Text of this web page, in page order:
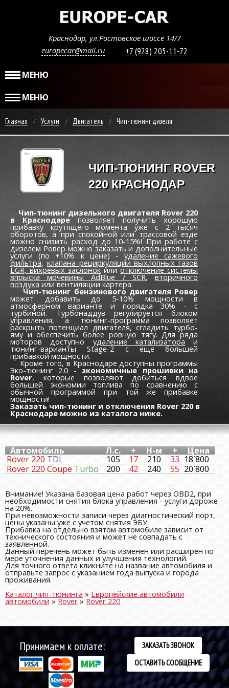
Краснодар, ул.Ростовское шоссе 14/7
europecar@mail.ru
+7 (928) 205-11-72
МЕНЮ
МЕНЮ
Главная Услуги Двигатель Чип-тюнинг дизеля
ЧИП-ТЮНИНГ ROVER
220 КРАСНОДАР
Чип-тюнинг дизельного двигателя Rover 220
в Краснодаре позволяет получить хорошую
прибавку крутящего момента уже c 2 тысяч
оборотов, а при спокойной или трассовой езде
можно снизить расход до 10-15%! При работе с
дизелем Ровер можно заказать и дополнительные
услуги (по +10% к цене) -удаление сажевого
фильтра, клапана рециркуляции выхлопных газов
EGR,вихревых заслонокилиотключение системы
впрыска мочевины AdBlue / SCR,вторичного
воздухаили вентиляции картера.
Чип-тюнинг бензинового двигателя Ровер
может добавить до 5-10% мощности в
атмосферном варианте и порядка 30% - с
турбиной. Турбонаддув регулируется блоком
управления, а тюнинг-программа позволяет
раскрыть потенциал двигателя, сгладить турбо-
яму и обеспечить более ровную тягу. Для ряда
моторов доступно удаление катализатора и
тюнинг-варианты Stage-2 с еще большей
прибавкой мощности.
Кроме того, в Краснодаре доступны программы
Эко-тюнинг 2.0 - экономичные прошивки на
Rover, которые позволяют добиться вдвое
большей экономии топлива по сравнению с
обычной программой при той же прибавке
мощности!
Заказать чип-тюнинг и отключения Rover 220 в
Краснодаре можно из каталога ниже.
Автомобиль Л.с. + Н-м + Цена
Rover 220 TDI 105 17 210 33 18`800
Rover 220 Coupe Turbo 200 42 240 55 20`800
Внимание! Указана базовая цена работ через OBD2, при
необходимости снятия блока управления - услуги дороже
на 20%.
При невозможности записи через диагностический порт,
цены указаны уже с учетом снятия ЭБУ.
Прибавка на отдельно взятом автомобиле зависит от
технического состояния и может не совпадать с
заявленной.
Данный перечень может быть изменен или расширен по
мере уточнения данных и улучшения технологий.
Для точного ответа кликните на название автомобиля и
отправьте запрос с указанием года выпуска и города
проживания.
Каталог чип-тюнинга » Европейские автомобили
автомобили»Rover» Rover 220
Принимаем к оплате:
ЗАКАЗАТЬ ЗВОНОК
ОСТАВИТЬ СООБЩЕНИЕ